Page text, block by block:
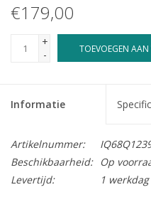
€179,00
+
-
TOEVOEGEN
Informatie
Artikelnummer:
Beschikbaarheid:
Op
Levertijd:
1 werkdag